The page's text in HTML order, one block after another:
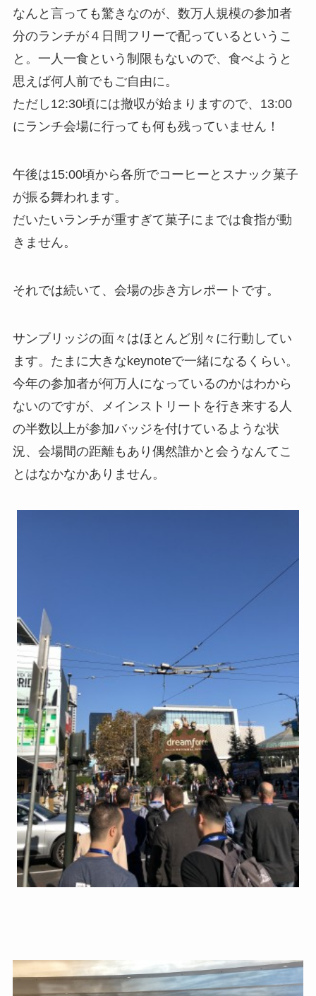
なんと言っても驚きなのが、数万人規模の参加者
分のランチが４日間フリーで配っているというこ
と。一人一食という制限もないので、食べようと
思えば何人前でもご自由に。
ただし12:30頃には撤収が始まりますので、13:00
にランチ会場に行っても何も残っていません！
午後は15:00頃から各所でコーヒーとスナック菓子
が振る舞われます。
だいたいランチが重すぎて菓子にまでは食指が動
きません。
それでは続いて、会場の歩き方レポートです。
サンブリッジの面々はほとんど別々に行動してい
ます。たまに大きなkeynoteで一緒になるくらい。
今年の参加者が何万人になっているのかはわから
ないのですが、メインストリートを行き来する人
の半数以上が参加バッジを付けているような状
況、会場間の距離もあり偶然誰かと会うなんてこ
とはなかなかありません。